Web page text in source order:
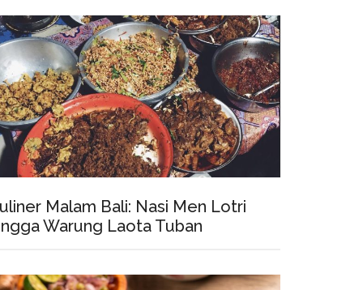
Malam Bali: Nasi Men Lotri
Warung Laota Tuban